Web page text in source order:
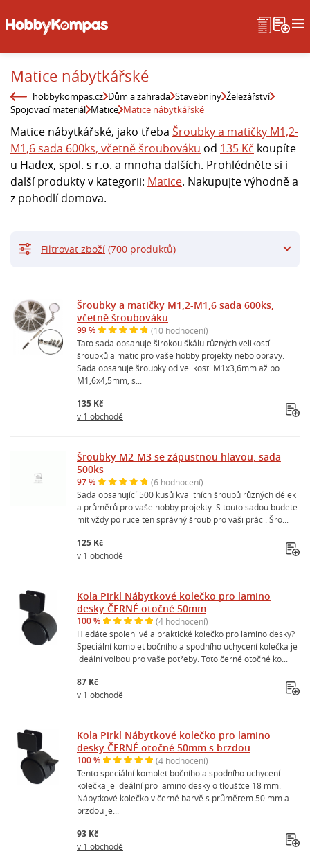
Matice nábytkářské
hobbykompas.cz Dům a zahrada Stavebniny Železářství
Spojovací materiál Matice Matice nábytkářské
Matice nábytkářské, jako třeba Šroubky a matičky M1,2-
M1,6 sada 600ks, včetně šroubováku od 135 Kč koupíte
u Hadex, spol. s r.o. a mnoha dalších. Prohlédněte si i
další produkty v kategorii: Matice. Nakupujte výhodně a
z pohodlí domova.
Šroubky a matičky M1,2-M1,6 sada 600ks,
včetně šroubováku
99 %
(10 hodnocení)
Tato sada obsahuje širokou škálu různých velikostí
šroubků a matic pro vaše hobby projekty nebo opravy.
Sada obsahuje šroubky od velikosti M1x3,6mm až po
M1,6x4,5mm, s...
135 Kč
v 1 obchodě
Šroubky M2-M3 se zápustnou hlavou, sada
500ks
97 %
(6 hodnocení)
Sada obsahující 500 kusů kvalitních šroubů různých délek
a průměrů pro vaše hobby projekty. S touto sadou budete
mít vždy po ruce ten správný šroub pro vaši práci. Šro...
125 Kč
v 1 obchodě
Kola Pirkl Nábytkové kolečko pro lamino
desky ČERNÉ otočné 50mm
100 %
(4 hodnocení)
Hledáte spolehlivé a praktické kolečko pro lamino desky?
Speciální komplet bočního a spodního uchycení kolečka je
ideální volbou pro vaše potřeby. Toto černé otočné ko...
87 Kč
v 1 obchodě
Kola Pirkl Nábytkové kolečko pro lamino
desky ČERNÉ otočné 50mm s brzdou
100 %
(4 hodnocení)
Tento speciální komplet bočního a spodního uchycení
kolečka je ideální pro lamino desky o tloušťce 18 mm.
Nábytkové kolečko v černé barvě s průměrem 50 mm a
brzdou je...
93 Kč
v 1 obchodě
Filtrovat zboží (700 produktů)